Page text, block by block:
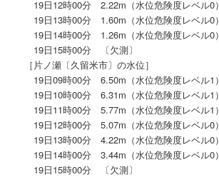
19日12時00分 2.22m（水位危険度レベル0）
19日13時00分 1.60m（水位危険度レベル0）
19日14時00分 1.26m（水位危険度レベル0）
19日15時00分 〔欠測〕
［片ノ瀬〔久留米市〕の水位］
19日09時00分 6.50m（水位危険度レベル1）
19日10時00分 6.31m（水位危険度レベル1）
19日11時00分 5.77m（水位危険度レベル1）
19日12時00分 5.07m（水位危険度レベル0）
19日13時00分 4.22m（水位危険度レベル0）
19日14時00分 3.44m（水位危険度レベル0）
19日15時00分 〔欠測〕